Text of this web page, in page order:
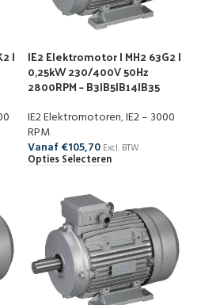
| IE2 Elektromotor | MH2 63G2 |
0,25kW 230/400V 50Hz
2800RPM – B3|B5|B14|B35
IE2 Elektromotoren,IE2 – 3000
RPM
Vanaf€105,70 Excl. BTW
Opties Selecteren